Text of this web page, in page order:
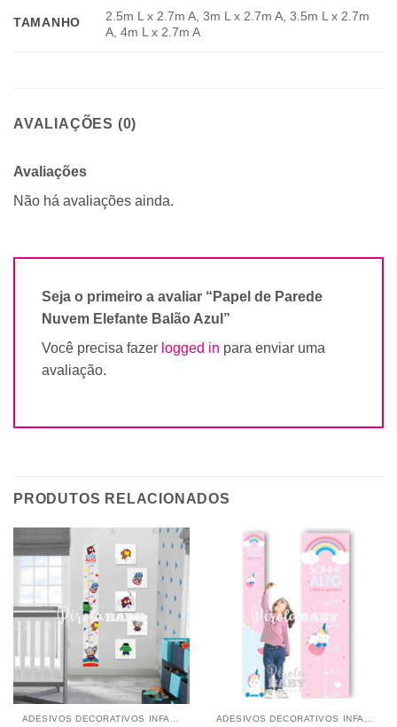
TAMANHO
2.5m L x 2.7m A, 3m L x 2.7m A, 3.5m L x 2.7m
A, 4m L x 2.7m A
AVALIAÇÕES (0)
Avaliações
Não há avaliações ainda.
Seja o primeiro a avaliar “Papel de Parede
Nuvem Elefante Balão Azul”
Você precisa fazer logged in para enviar uma
avaliação.
PRODUTOS RELACIONADOS